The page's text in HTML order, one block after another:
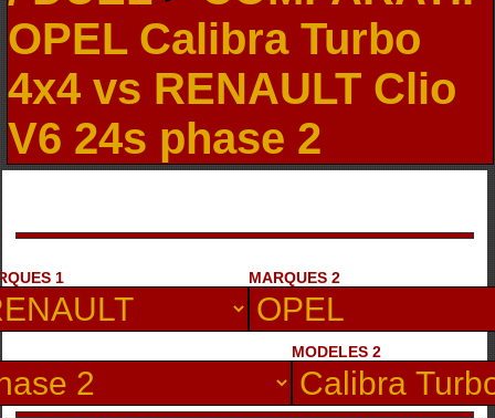
OPEL Calibra Turbo
4x4 vs RENAULT Clio
V6 24s phase 2
1 MARQUES 2
MODELES 2